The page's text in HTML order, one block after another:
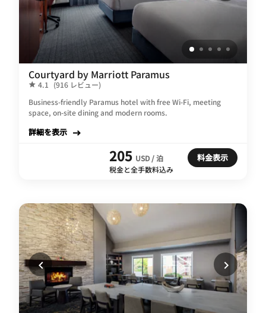
Courtyard by Marriott Paramus
4.1
(916 レビュー)
Business-friendly Paramus hotel with free Wi-Fi, meeting
space, on-site dining and modern rooms.
詳細を表示
205 USD / 泊
税金と全手数料込み
料金表示